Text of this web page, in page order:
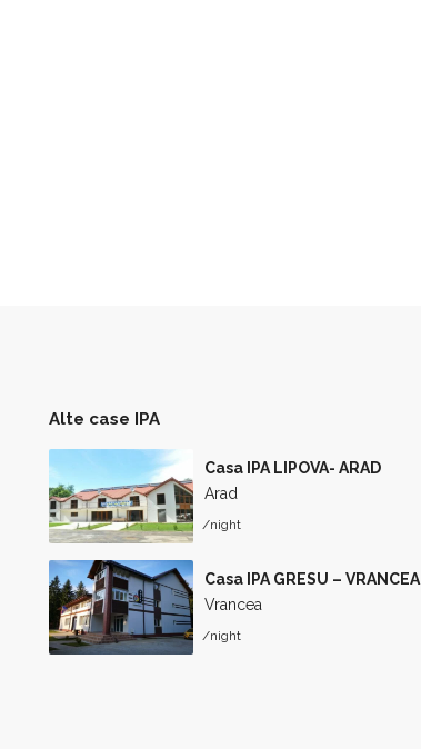
Alte case IPA
Casa IPA LIPOVA- ARAD
Arad
/night
Casa IPA GRESU – VRANCEA
Vrancea
/night